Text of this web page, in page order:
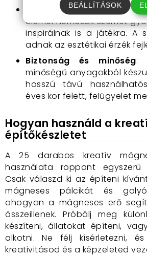
Vonzó színkombinációk :
elemei nemcsak szemet
inspirálnak is a játékra. A
adnak az esztétikai érzék
Biztonság és minőség:
minőségű anyagokból
hosszú távú
éves kor felett, felügyelet
Hogyan használd a
építőkészletet
A 25 darabos kreatív
használata roppant egyszerű
Csak válaszd ki az építeni
mágneses pálcikát és
ahogyan a mágneses erő
összeillenek. Próbálj meg
készíteni, állatokat építeni,
alkotni. Ne félj kísérletezni,
kreativitásod és a képzeleted
BEÁLLÍTÁSOK